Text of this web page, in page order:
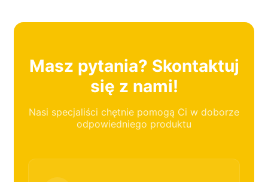
Masz pytania? Skontaktuj
się z nami!
Nasi specjaliści chętnie pomogą Ci w doborze
odpowiedniego produktu